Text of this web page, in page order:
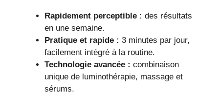
Rapidement perceptible : des résultats
en une semaine.
Pratique et rapide : 3 minutes par jour,
facilement intégré à la routine.
Technologie avancée : combinaison
unique de luminothérapie, massage et
sérums.